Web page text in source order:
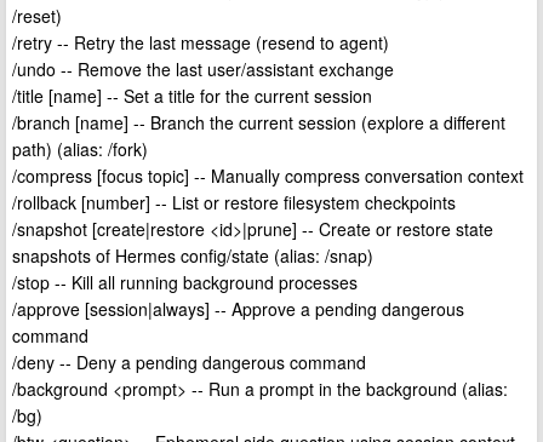
/reset)
/retry -- Retry the last message (resend to agent)
/undo -- Remove the last user/assistant exchange
/title [name] -- Set a title for the current session
/branch [name] -- Branch the current session (explore a different
path) (alias: /fork)
/compress [focus topic] -- Manually compress conversation context
/rollback [number] -- List or restore filesystem checkpoints
/snapshot [create|restore <id>|prune] -- Create or restore state
snapshots of Hermes config/state (alias: /snap)
/stop -- Kill all running background processes
/approve [session|always] -- Approve a pending dangerous
command
/deny -- Deny a pending dangerous command
/background <prompt> -- Run a prompt in the background (alias:
/bg)